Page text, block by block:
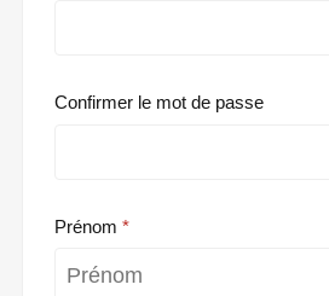
Confirmer le mot de passe
Prénom